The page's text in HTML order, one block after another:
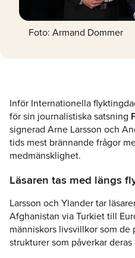
Foto: Armand Dommer
Inför Internationella
för sin journalistiska satsning
signerad Arne Larsson och
tids mest brännande frågor
medmänsklighet.
Läsaren tas med längs
Larsson och Ylander tar
Afghanistan via Turkiet till
människors livsvillkor som de
strukturer som påverkar